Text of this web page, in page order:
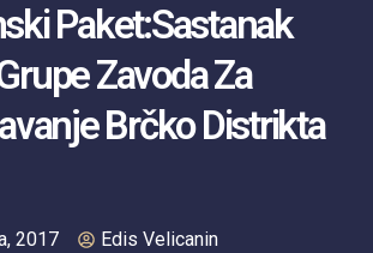
Paket:Sastanak
Zavoda Za
Brčko Distrikta
2017 Edis Velicanin